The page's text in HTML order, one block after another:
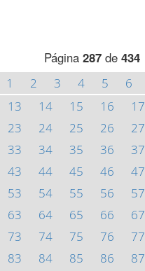
Página 287de 434
1 2 3 4 5 6
13 14 15 16 17
23 24 25 26 27
33 34 35 36 37
43 44 45 46 47
53 54 55 56 57
63 64 65 66 67
73 74 75 76 77
83 84 85 86 87